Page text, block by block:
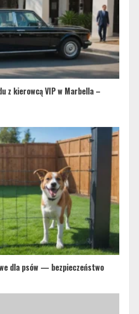
z kierowcą VIP w Marbella –
dla psów — bezpieczeństwo